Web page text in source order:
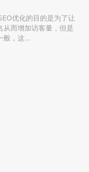
优化的目的是为了让
从而增加访客量，但是
般，这...